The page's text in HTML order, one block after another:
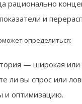
рационально
и
определиться:
— широкая или
ли вы спрос или
и оптимизацию.